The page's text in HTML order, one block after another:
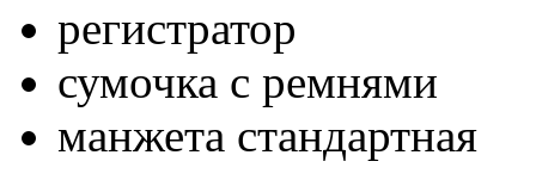
регистратор
сумочка с ремнями
манжета стандартная